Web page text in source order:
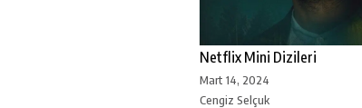
Netflix Mini Dizileri
Mart 14, 2024
Cengiz Selçuk